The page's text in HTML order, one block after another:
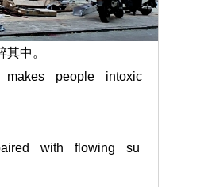
中。
people intoxic
with flowing su